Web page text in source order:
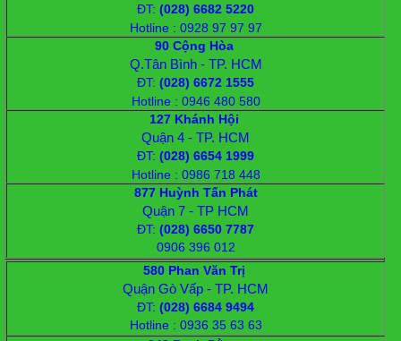
ĐT:(028) 6682 5220
Hotline : 0928 97 97 97
90 Cộng Hòa
Q.Tân Bình - TP. HCM
ĐT:(028) 6672 1555
Hotline : 0946 480 580
127 Khánh Hội
Quận 4 - TP. HCM
ĐT:(028) 6654 1999
Hotline : 0986 718 448
877 Huỳnh Tấn Phát
Quận 7 - TP HCM
ĐT:(028) 6650 7787
0906 396 012
580 Phan Văn Trị
Quận Gò Vấp - TP. HCM
ĐT:(028) 6684 9494
Hotline : 0936 35 63 63